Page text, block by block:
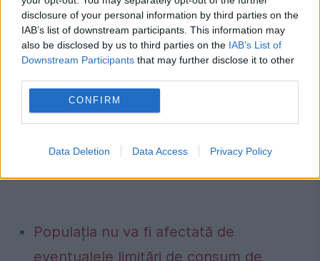
disclosure of your personal information by third parties on the
IAB’s list of downstream participants. This information may
also be disclosed by us to third parties on the IAB’s List of
Downstream Participants that may further disclose it to other
CONFIRM
Data Deletion Data Access Privacy Policy
Mulțumiri au fost adresate și conducerii
Muzeului Național de Artă al României
pentru colaborarea excelentă în predarea
odoarelor în condiții optime, precum și
important în acest proces.
Populația nu va fi afectată de
eventualele limitări de consum de